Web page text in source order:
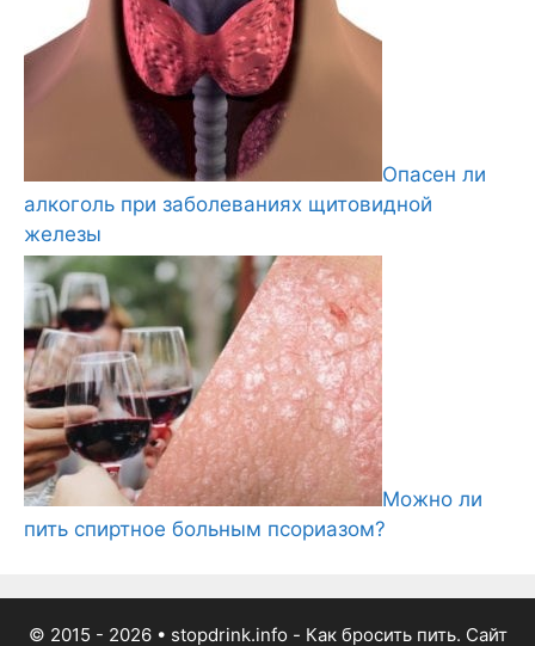
Опасен ли
алкоголь при заболеваниях щитовидной
железы
Можно ли
пить спиртное больным псориазом?
© 2015 - 2026• stopdrink.info - Как бросить пить. Сайт